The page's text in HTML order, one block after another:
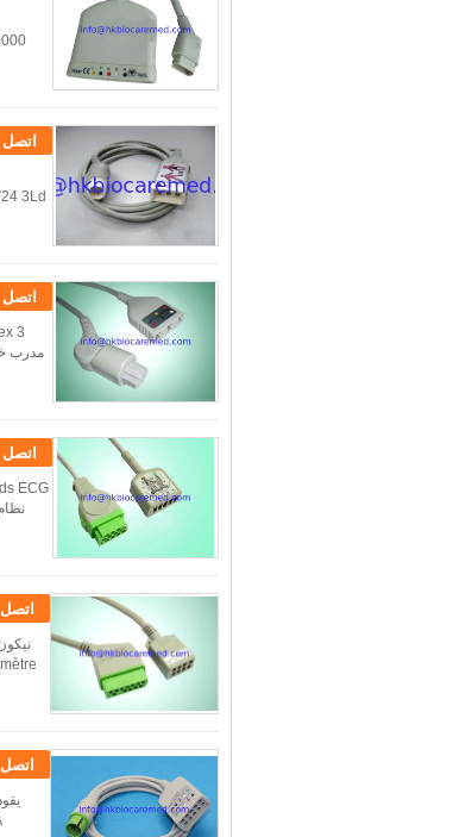
اتصل
اتصل
اتصل
اتصل
اتصل